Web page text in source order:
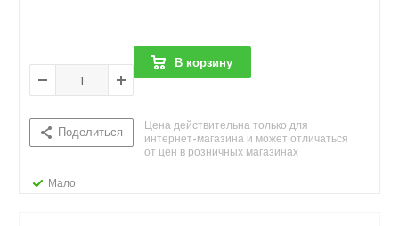
Мало
В корзину
Поделиться
Цена действительна только для
интернет-магазина и может отличаться
от цен в розничных магазинах